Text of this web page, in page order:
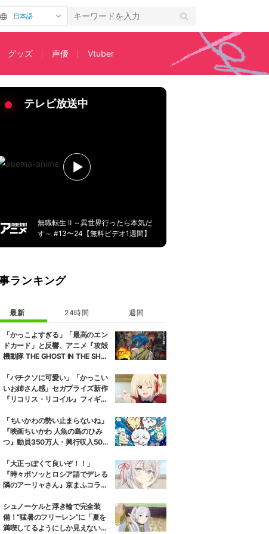
日本語
グッズ 声優 Vtuber
テレビ放送中
無職転生 Ⅱ ～異世界行ったら本気だ
す～ #13〜24【無料ビデオ1週間】
ランキング
最新 24時間 週間
「かっこよすぎる」「最高のエン
ドカード」と反響、アニメ『攻殻
機動隊 THE GHOST IN THE SHEL
「バチクソに可愛い」「かっこい
いお姉さん感」セガプライズ新作
『リコリス・リコイル』フィギュ
「ちいかわの勢い止まらないね」
『映画ちいかわ 人魚の島のひみ
つ』動員350万人・興行収入50億
「大正っぽくて良いぞ！！」
『時々ボソッとロシア語でデレる
隣のアーリャさん』京まふコラボ
シュノーケルと浮き輪で完全装
備！“猛暑のフリーレン”に「夏を
満喫してるようにしか見えない」